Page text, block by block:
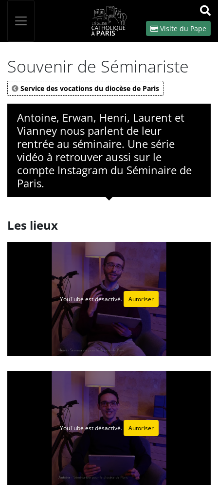
OK
Visite du Pape
Souvenir de Séminariste
Service des vocations du diocèse de Paris
Antoine, Erwan, Henri, Laurent et
Vianney nous parlent de leur
rentrée au séminaire. Une série
vidéo à retrouver aussi sur le
compte Instagram du Séminaire de
Paris.
Les lieux
YouTube est désactivé. Autoriser
YouTube est désactivé. Autoriser
Panneau de gestion des cookies